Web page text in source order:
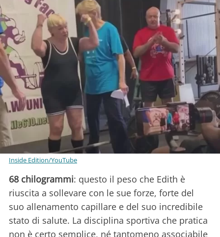
Inside Edition/YouTube
68 chilogrammi: questo il peso che Edith è
riuscita a sollevare con le sue forze, forte del
suo allenamento capillare e del suo incredibile
stato di salute. La disciplina sportiva che pratica
non è certo semplice, né tantomeno associabile